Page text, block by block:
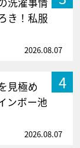
き！私服
2026.08.07
4
見極め
ンボー池
2026.08.07